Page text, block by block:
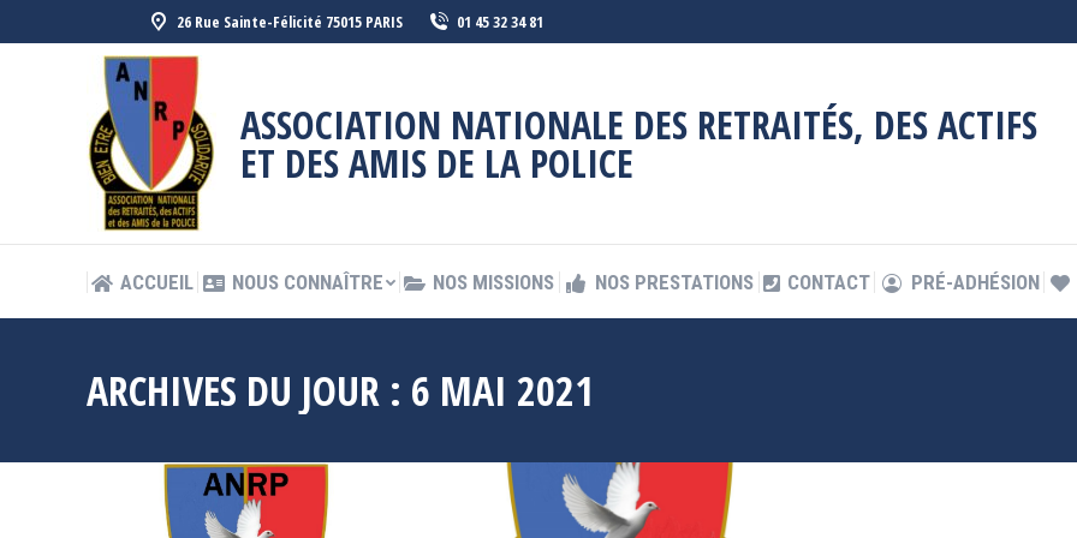
26 Rue Sainte-Félicité 75015 PARIS 01 45 32 34 81
ASSOCIATION NATIONALE DES RETRAITÉS, DES ACTIFS
ET DES AMIS DE LA POLICE
ACCUEIL NOUS CONNAÎTRE NOS MISSIONS NOS PRESTATIONS CONTACT PRÉ-ADHÉSION
ARCHIVES DU JOUR : 6 MAI 2021
ACCUEIL NOUS CONNAÎTRE NOS MISSIONS NOS PRESTATIONS CONTACT PRÉ-ADHÉSION